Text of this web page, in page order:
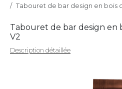
Tabouret de bar design en bois
Tabouret de bar design en
V2
Description détaillée